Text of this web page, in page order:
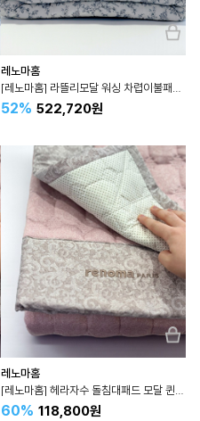
레노마홈
[레노마홈] 라뜰리모달 워싱 차렵이불패드베개세트 겨울 라지킹 LK 킹 K
52% 522,720원
레노마홈
[레노마홈] 헤라자수 돌침대패드 모달 퀸 Q 핑크
60% 118,800원